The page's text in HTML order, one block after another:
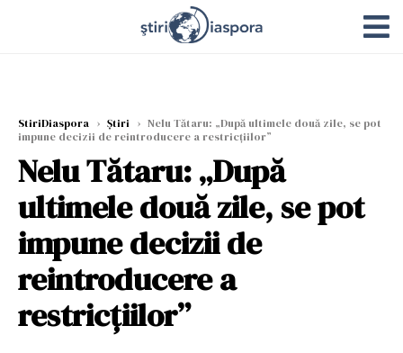
StiriDiaspora › Știri › Nelu Tătaru: „După ultimele două zile, se pot
impune decizii de reintroducere a restricțiilor”
Nelu Tătaru: „După
ultimele două zile, se pot
impune decizii de
reintroducere a
restricțiilor”